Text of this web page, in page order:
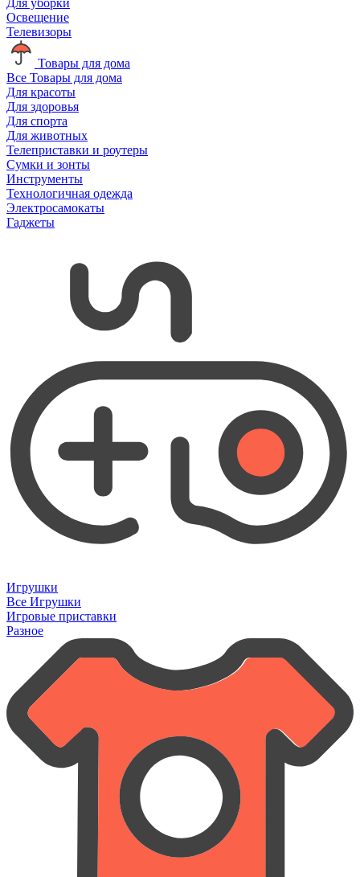
Освещение
Телевизоры
Товары для дома
Все Товары для дома
Для красоты
Для здоровья
Для спорта
Для животных
Телеприставки и роутеры
Сумки и зонты
Инструменты
Технологичная одежда
Электросамокаты
Гаджеты
Игрушки
Все Игрушки
Игровые приставки
Разное